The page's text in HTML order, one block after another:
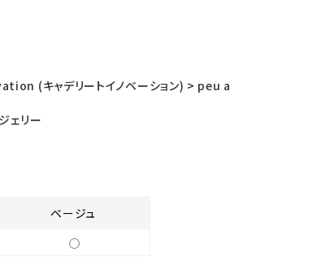
(キャデリートイノベーション) > peu a
ェリー
ベージュ